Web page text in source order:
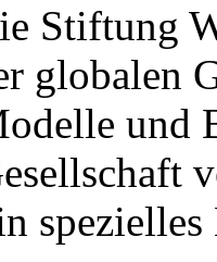
Stiftung
globalen
und